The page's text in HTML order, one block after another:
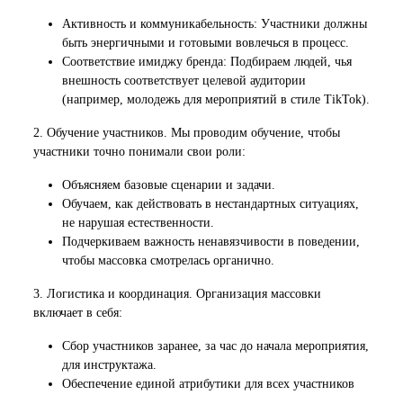
Активность и коммуникабельность: Участники должны
быть энергичными и готовыми вовлечься в процесс.
Соответствие имиджу бренда: Подбираем людей, чья
внешность соответствует целевой аудитории
(например, молодежь для мероприятий в стиле TikTok).
2. Обучение участников. Мы проводим обучение, чтобы
участники точно понимали свои роли:
Объясняем базовые сценарии и задачи.
Обучаем, как действовать в нестандартных ситуациях,
не нарушая естественности.
Подчеркиваем важность ненавязчивости в поведении,
чтобы массовка смотрелась органично.
3. Логистика и координация. Организация массовки
включает в себя:
Сбор участников заранее, за час до начала мероприятия,
для инструктажа.
Обеспечение единой атрибутики для всех участников